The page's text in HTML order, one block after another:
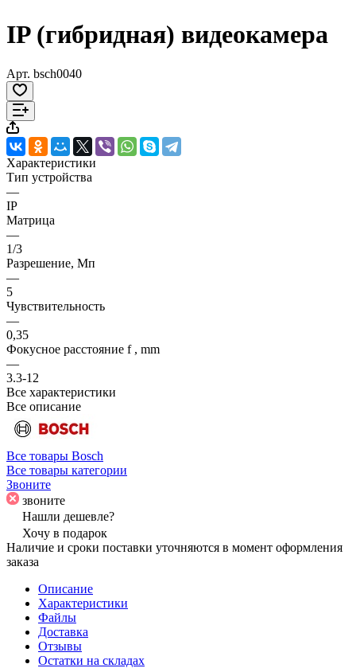
IP (гибридная) видеокамера
Арт. bsch0040
Характеристики
Тип устройства
—
IP
Матрица
—
1/3
Разрешение, Мп
—
5
Чувствительность
—
0,35
Фокусное расстояние f , mm
—
3.3-12
Все характеристики
Все описание
Все товары Bosch
Все товары категории
Звоните
звоните
Нашли дешевле?
Хочу в подарок
Наличие и сроки поставки уточняются в момент оформления
заказа
Описание
Характеристики
Файлы
Доставка
Отзывы
Остатки на складах